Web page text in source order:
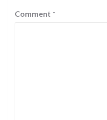
Comment *